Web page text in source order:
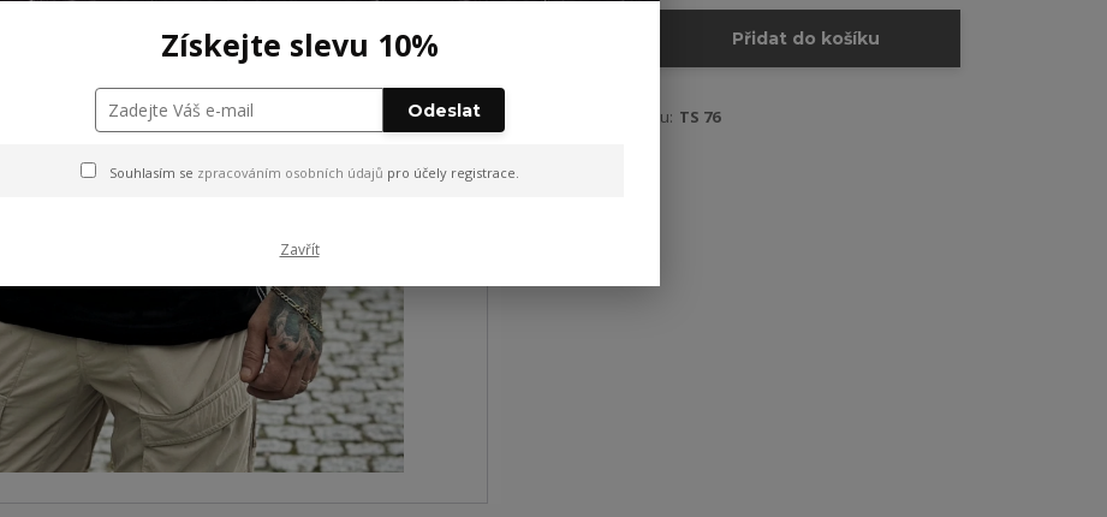
Přidat do košíku
Číslo produktu: TS 76
Získejte slevu 10%
Odeslat
Souhlasím se zpracováním osobních údajů pro účely registrace.
Zavřít